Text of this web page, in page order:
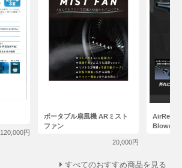
120,000円
ポータブル扇風機 ARミスト
ファン
20,000円
Blower
すべてのおすすめ商品を見る